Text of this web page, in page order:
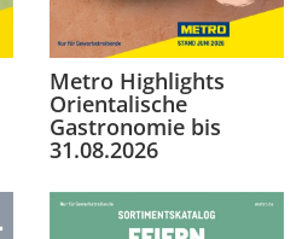
Metro Highlights
Orientalische
Gastronomie bis
31.08.2026